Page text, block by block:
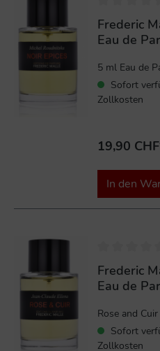
Frederic
Eau de
5 ml Eau de
Sofort
Zollkosten
19,90
In den
Frederic
Eau de
Rose and
Sofort
Zollkosten